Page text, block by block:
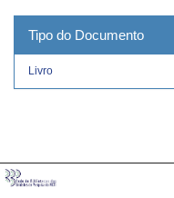
Tipo do Documento
Livro